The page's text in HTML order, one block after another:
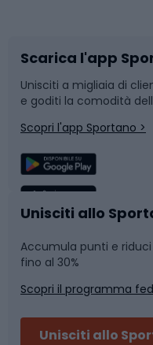
Bushcraft
Corsa
Sport di squadra
Caschi da ciclismo
Skitouring
Slitte e slittini
Snowboard
Camminata nordica
Nuoto
Pattinaggio
Scarica l'app
Unisciti a migliaia di
e goditi la comodità
Scopri l'app Sportano >
Unisciti allo
Accumula punti e
fino al 30%
Scopri il programma
Unisciti allo